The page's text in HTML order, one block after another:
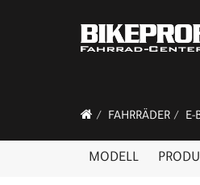
FAHRRÄDER E-
MODELL